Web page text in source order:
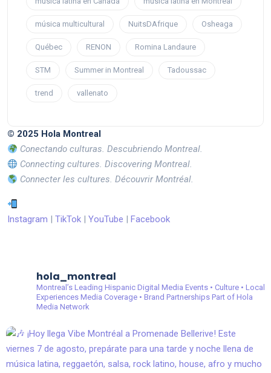
música multicultural NuitsDAfrique Osheaga
Québec RENON Romina Landaure
STM Summer in Montreal Tadoussac
trend vallenato
© 2025 Hola Montreal
Conectando culturas. Descubriendo Montreal.
Connecting cultures. Discovering Montreal.
Connecter les cultures. Découvrir Montréal.
Instagram | TikTok | YouTube | Facebook
hola_montreal
Montreal’s Leading Hispanic Digital Media Events • Culture • Local
ExperiencesMedia Coverage • Brand PartnershipsPart of Hola
Media Network